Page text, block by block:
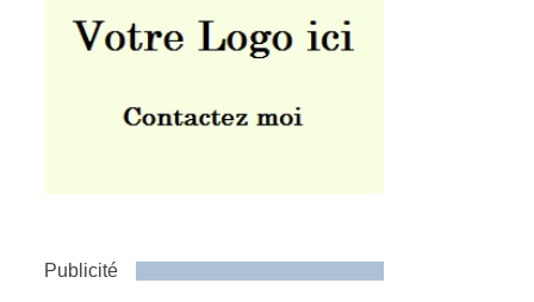
Publicité